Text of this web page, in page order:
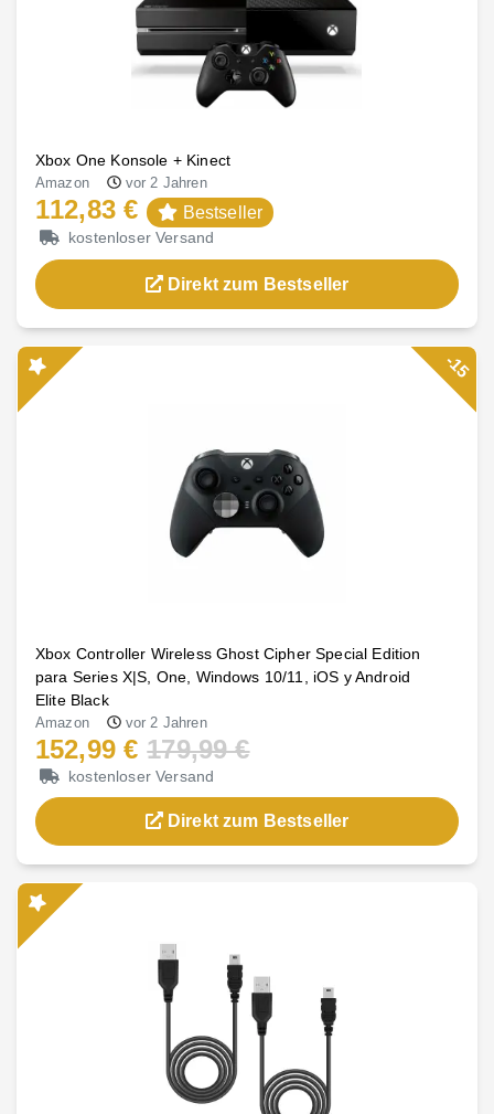
Xbox One Konsole + Kinect
Amazon vor 2 Jahren
112,83 € Bestseller
kostenloser Versand
Direkt zum Bestseller
Xbox Controller Wireless Ghost Cipher Special Edition
para Series X|S, One, Windows 10/11, iOS y Android
Elite Black
Amazon vor 2 Jahren
152,99 € 179,99 €
kostenloser Versand
Direkt zum Bestseller
-15